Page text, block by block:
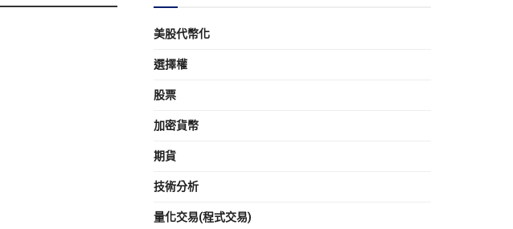
美股代幣化
選擇權
股票
加密貨幣
期貨
技術分析
量化交易(程式交易)